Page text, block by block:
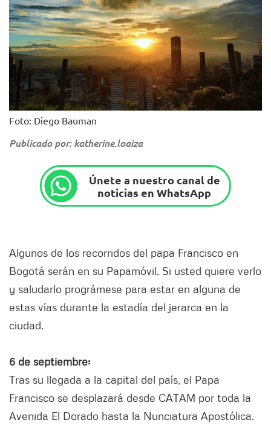
Foto: Diego Bauman
Publicado por: katherine.loaiza
Únete a nuestro canal de
noticias en WhatsApp
Algunos de los recorridos del papa Francisco en
Bogotá serán en su Papamóvil. Si usted quiere verlo
y saludarlo prográmese para estar en alguna de
estas vías durante la estadía del jerarca en la
ciudad.
6 de septiembre:
Tras su llegada a la capital del país, el Papa
Francisco se desplazará desde CATAM por toda la
Avenida El Dorado hasta la Nunciatura Apostólica.